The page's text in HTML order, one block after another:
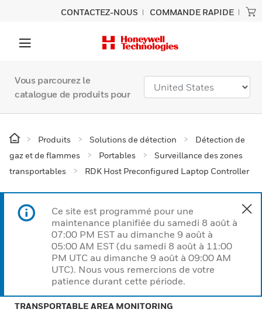
CONTACTEZ-NOUS COMMANDE RAPIDE
Vous parcourez le
catalogue de produits pour
Produits Solutions de détection
Détection de
gaz et de flammes
Portables
Surveillance des zones
transportables
RDK Host Preconfigured Laptop Controller
Ce site est programmé pour une
maintenance planifiée du samedi 8 août à
07:00 PM EST au dimanche 9 août à
05:00 AM EST (du samedi 8 août à 11:00
PM UTC au dimanche 9 août à 09:00 AM
UTC). Nous vous remercions de votre
patience durant cette période.
TRANSPORTABLE AREA MONITORING